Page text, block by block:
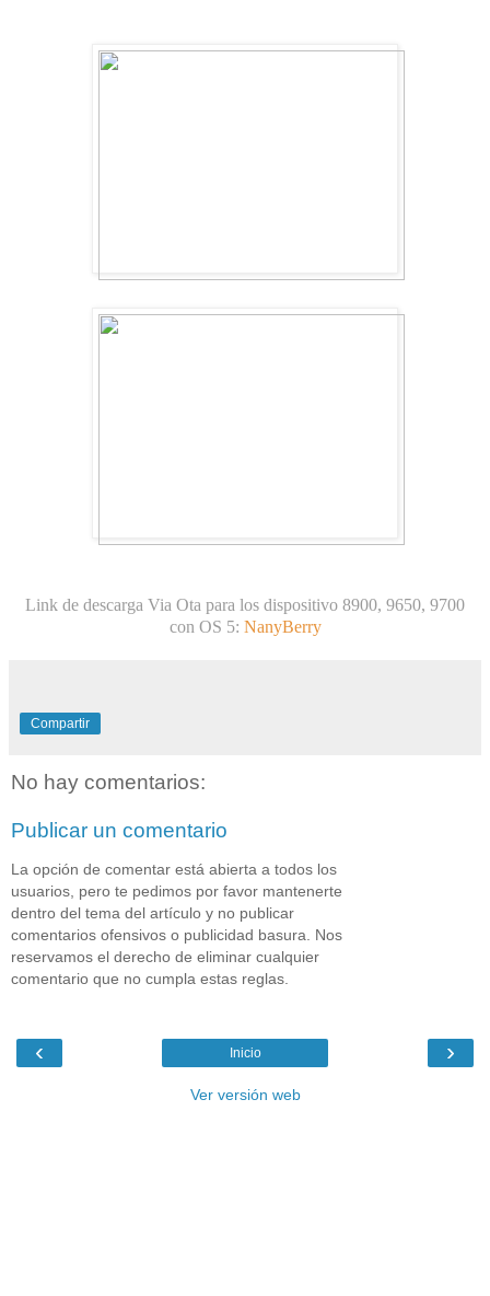
Link de descarga Via Ota para los dispositivo 8900, 9650, 9700
con OS 5: NanyBerry
Compartir
No hay comentarios:
Publicar un comentario
La opción de comentar está abierta a todos los
usuarios, pero te pedimos por favor mantenerte
dentro del tema del artículo y no publicar
comentarios ofensivos o publicidad basura. Nos
reservamos el derecho de eliminar cualquier
comentario que no cumpla estas reglas.
‹ ›
Inicio
Ver versión web